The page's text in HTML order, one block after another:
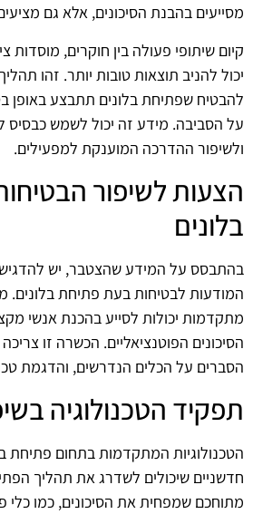
מסייעים בהבנת הסיכונים, אלא גם
קיום שיתופי פעולה בין חוקרים, מוסדות
יכול להניב תוצאות טובות יותר. זהו
להבטיח שפתיחת בלונים תתבצע באופן
על הסביבה. מידע זה יכול לשמש כבסיס
ולשיפור ההדרכה המוענקת למפעילים.
הצעות לשיפור
בלונים
בהתבסס על המידע שהצטבר, יש
המודעות לבטיחות בעת פתיחת בלונים.
מתקדמות יכולות לסייע בהכנת אנשי
הסיכונים הפוטנציאליים. הכשרה זו
הסברים על הכלים הנדרשים, והדגמת
תפקיד הטכנולוגיה
הטכנולוגיות המתקדמות בתחום פתיחת
חדשניים שיכולים לשדרג את תהליך
מתוחכם שמפחית את הסיכונים, כמו כלי